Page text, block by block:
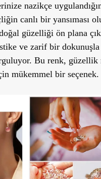
nazikçe
canlı bir yansıması
güzelliği ön plana
ve zarif bir dokunuşla
Bu renk,
mükemmel bir seçenek.